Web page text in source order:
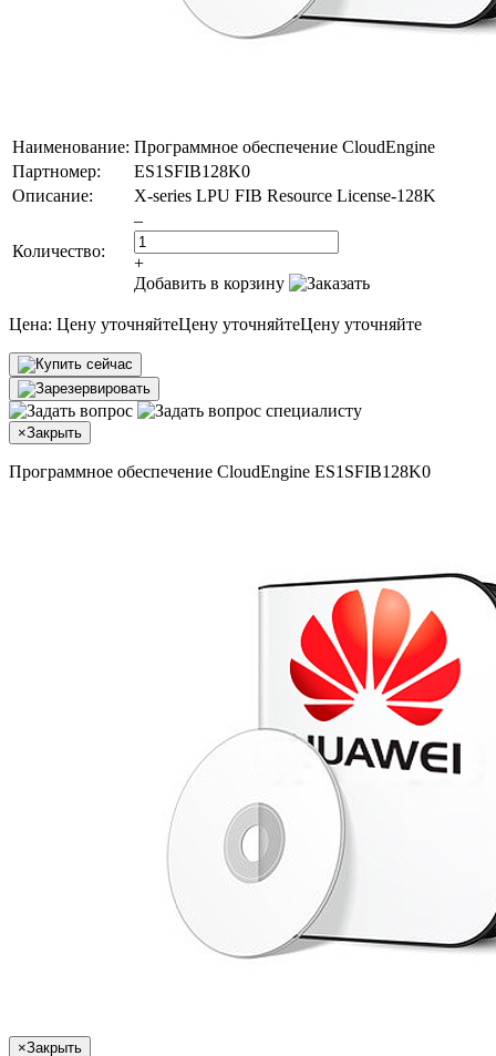
Наименование: Программное обеспечение CloudEngine
Партномер:
ES1SFIB128K0
Описание:
X-series LPU FIB Resource License-128K
Количество:
–
+
Добавить в корзину
Цена: Цену уточняйтеЦену уточняйтеЦену уточняйте
×Закрыть
Программное обеспечение CloudEngine ES1SFIB128K0
×Закрыть